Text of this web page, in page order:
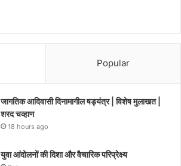
Popular
जागतिक आदिवासी दिनामागील षड्यंत्र | विशेष मुलाखत |
शरद चव्हाण
18 hours ago
युवा आंदोलनों की दिशा और वैचारिक परिप्रेक्ष्य